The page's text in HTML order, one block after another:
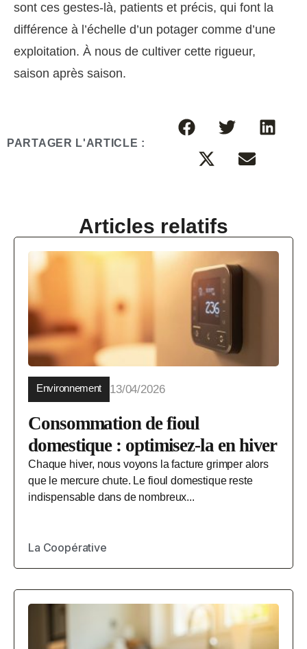
sont ces gestes-là, patients et précis, qui font la
différence à l’échelle d’un potager comme d’une
exploitation. À nous de cultiver cette rigueur,
saison après saison.
PARTAGER L'ARTICLE :
Articles relatifs
Environnement 13/04/2026
Consommation de fioul
domestique : optimisez-la en hiver
Chaque hiver, nous voyons la facture grimper alors
que le mercure chute. Le fioul domestique reste
indispensable dans de nombreux...
La Coopérative